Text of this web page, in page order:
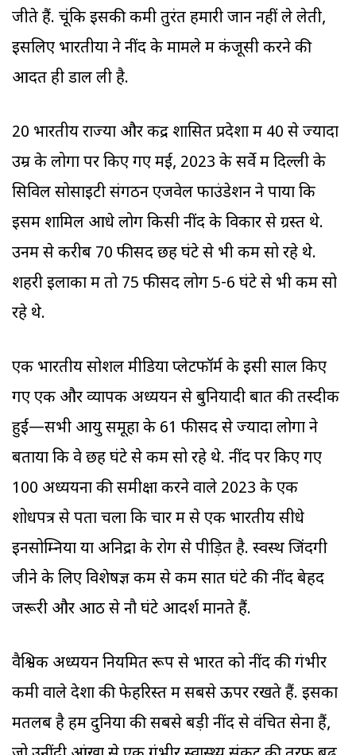
जीते हैं. चूंकि इसकी कमी तुरंत हमारी जान नहीं ले लेती,
इसलिए भारतीयों ने नींद के मामले में कंजूसी करने की
आदत ही डाल ली है.
20 भारतीय राज्यों और केंद्र शासित प्रदेशों में 40 से ज्यादा
उम्र के लोगों पर किए गए मई, 2023 के सर्वे में दिल्ली के
सिविल सोसाइटी संगठन एजवेल फाउंडेशन ने पाया कि
इसमें शामिल आधे लोग किसी नींद के विकार से ग्रस्त थे.
उनमें से करीब 70 फीसद छह घंटे से भी कम सो रहे थे.
शहरी इलाकों में तो 75 फीसद लोग 5-6 घंटे से भी कम सो
रहे थे.
एक भारतीय सोशल मीडिया प्लेटफॉर्म के इसी साल किए
गए एक और व्यापक अध्ययन से बुनियादी बात की तस्दीक
हुई—सभी आयु समूहों के 61 फीसद से ज्यादा लोगों ने
बताया कि वे छह घंटे से कम सो रहे थे. नींद पर किए गए
100 अध्ययनों की समीक्षा करने वाले 2023 के एक
शोधपत्र से पता चला कि चार में से एक भारतीय सीधे
इनसोम्निया या अनिद्रा के रोग से पीड़ित है. स्वस्थ जिंदगी
जीने के लिए विशेषज्ञ कम से कम सात घंटे की नींद बेहद
जरूरी और आठ से नौ घंटे आदर्श मानते हैं.
वैश्विक अध्ययन नियमित रूप से भारत को नींद की गंभीर
कमी वाले देशों की फेहरिस्त में सबसे ऊपर रखते हैं. इसका
मतलब है हम दुनिया की सबसे बड़ी नींद से वंचित सेना हैं,